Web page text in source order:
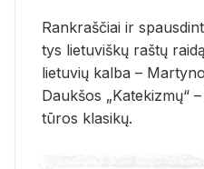
Rank­raš­čiai ir
tys lie­tu­viš­kų raš­tų
lie­tu­vių kal­ba –
Dauk­šos „Ka­te­kiz­mų“
tū­ros kla­si­kų.